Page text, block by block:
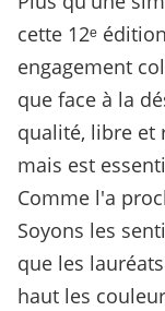
cette 12ᵉ
engagement
que face à la
qualité, libre et
mais est
Comme l'a
Soyons les
que les
haut les